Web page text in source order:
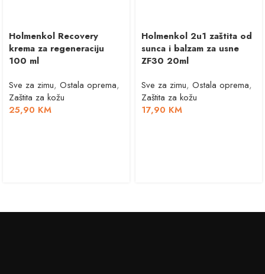
Holmenkol Recovery
krema za regeneraciju
100 ml
Sve za zimu, Ostala oprema,
Zaštita za kožu
25,90 KM
Holmenkol 2u1 zaštita od
sunca i balzam za usne
ZF30 20ml
Sve za zimu, Ostala oprema,
Zaštita za kožu
17,90 KM